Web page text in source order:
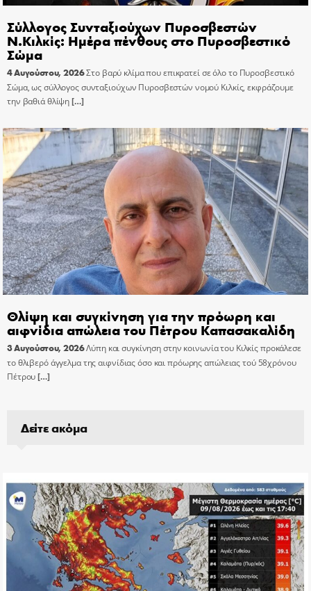
Σύλλογος Συνταξιούχων Πυροσβεστών
Ν.Κιλκίς: Ημέρα πένθους στο Πυροσβεστικό
Σώμα
4 Αυγούστου, 2026Στο βαρύ κλίμα που επικρατεί σε όλο το Πυροσβεστικό
Σώμα, ως σύλλογος συνταξιούχων Πυροσβεστών νομού Κιλκίς, εκφράζουμε
την βαθιά θλίψη[…]
Θλίψη και συγκίνηση για την πρόωρη και
αιφνίδια απώλεια του Πέτρου Καπασακαλίδη
3 Αυγούστου, 2026Λύπη και συγκίνηση στην κοινωνία του Κιλκίς προκάλεσε
το θλιβερό άγγελμα της αιφνίδιας όσο και πρόωρης απώλειας τού 58χρόνου
Πέτρου[…]
Δείτε ακόμα